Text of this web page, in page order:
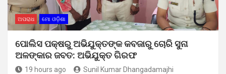
ଅପରାଧ ମୋ ଓଡ଼ିଶା
ପୋଲିସ ପକ୍ଷରୁ ଅଭିଯୁକ୍ତଙ୍କ କବଜାରୁ ଚୋରି ସୁନା
ଅଳଙ୍କାର ଜବତ: ଅଭିଯୁକ୍ତ ଗିରଫ
19 hours ago Sunil Kumar Dhangadamajhi